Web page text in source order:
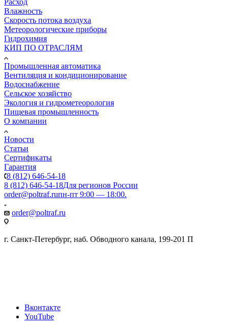
Расход
Влажность
Скорость потока воздуха
Метеорологические приборы
Гидрохимия
КИП ПО ОТРАСЛЯМ
Промышленная автоматика
Вентиляция и кондиционирование
Водоснабжение
Сельское хозяйство
Экология и гидрометеорология
Пищевая промышленность
О компании
Новости
Статьи
Сертификаты
Гарантия
8 (812) 646-54-18
8 (812) 646-54-18Для регионов России
order@poltraf.ruпн-пт 9:00 — 18:00.
order@poltraf.ru
г. Санкт-Петербург, наб. Обводного канала, 199-201 П
Вконтакте
YouTube